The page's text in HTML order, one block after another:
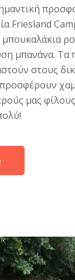
Friesland
μπανάνα. Τα
στους
μας